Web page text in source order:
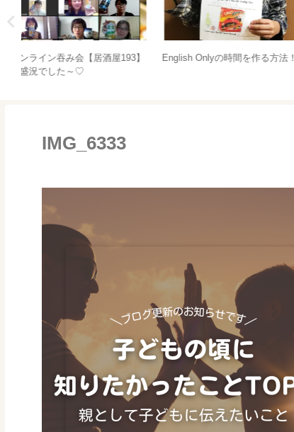
安心してください。普通の風邪
はうつらないし、うつせませ
生後5か月のサブロー備忘録
IMG_6333